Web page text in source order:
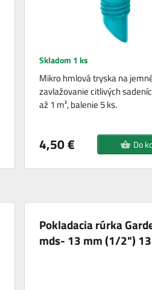
Skladom 1 ks
Mikro hmlová tryska na
zavlažovanie citlivých
až 1 m², balenie 5 ks.
4,50 € Do
Pokladacia rúrka
mds- 13 mm (1/2")